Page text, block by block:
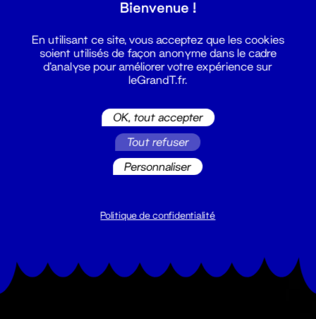
Bienvenue !
En utilisant ce site, vous acceptez que les cookies
soient utilisés de façon anonyme dans le cadre
d'analyse pour améliorer votre expérience sur
leGrandT.fr.
OK, tout accepter
Tout refuser
Personnaliser
Politique de confidentialité